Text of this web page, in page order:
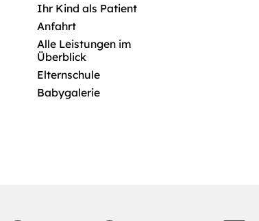
Ihr Kind als Patient
Anfahrt
Alle Leistungen im
Überblick
Elternschule
Babygalerie